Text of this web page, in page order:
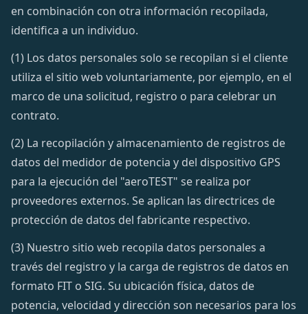
en combinación con otra información recopilada,
identifica a un individuo.
(1) Los datos personales solo se recopilan si el cliente
utiliza el sitio web voluntariamente, por ejemplo, en el
marco de una solicitud, registro o para celebrar un
contrato.
(2) La recopilación y almacenamiento de registros de
datos del medidor de potencia y del dispositivo GPS
para la ejecución del "aeroTEST" se realiza por
proveedores externos. Se aplican las directrices de
protección de datos del fabricante respectivo.
(3) Nuestro sitio web recopila datos personales a
través del registro y la carga de registros de datos en
formato FIT o SIG. Su ubicación física, datos de
potencia, velocidad y dirección son necesarios para los